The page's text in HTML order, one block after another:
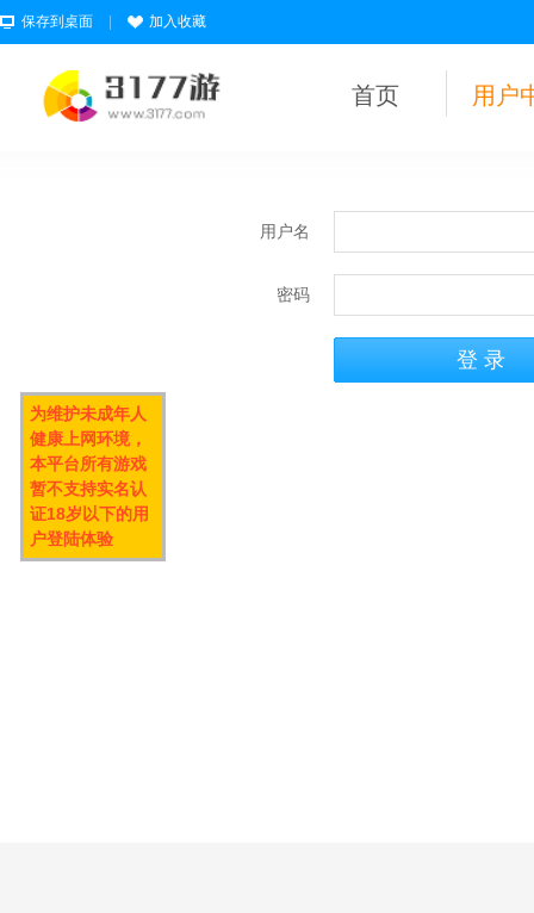
保存到桌面 加入收藏
首页 用户
用户名
密码
为维护未成年人
健康上网环境，
本平台所有游戏
暂不支持实名认
证18岁以下的用
户登陆体验